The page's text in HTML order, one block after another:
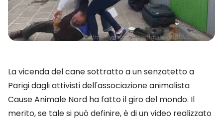
La vicenda del cane sottratto a un senzatetto a
Parigi dagli attivisti dell'associazione animalista
Cause Animale Nord ha fatto il giro del mondo. Il
merito, se tale si può definire, è di un video realizzato